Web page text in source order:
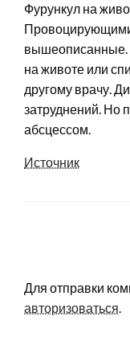
Фурункул на
вышеописанные.
на животе или
другому врачу.
затруднений. Но
абсцессом.
Источник
Для отправки
авторизоваться.